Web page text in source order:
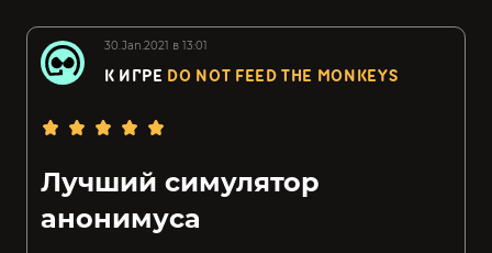
30.Jan.2021 в 13:01
К ИГРЕ DO NOT FEED THE MONKEYS
Лучший симулятор
анонимуса